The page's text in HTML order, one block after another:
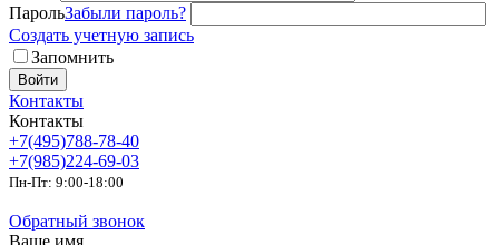
ПарольЗабыли пароль?
Создать учетную запись
Запомнить
Войти
Контакты
Контакты
+7(495)788-78-40
+7(985)224-69-03
Пн-Пт: 9:00-18:00
Обратный звонок
Ваше имя